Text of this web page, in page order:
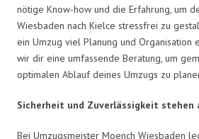
nötige Know-how und die Erfahrung, um
Wiesbaden nach Kielce stressfrei zu
ein Umzug viel Planung und Organisation
wir dir eine umfassende Beratung, um
optimalen Ablauf deines Umzugs zu
Sicherheit und Zuverlässigkeit stehen
Bei Umzugsmeister Moench Wiesbaden